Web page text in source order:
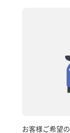
お客様ご希望